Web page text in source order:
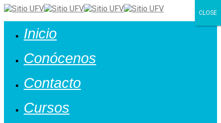
Inicio
Conócenos
Contacto
Cursos
Cerrar
CLOSE